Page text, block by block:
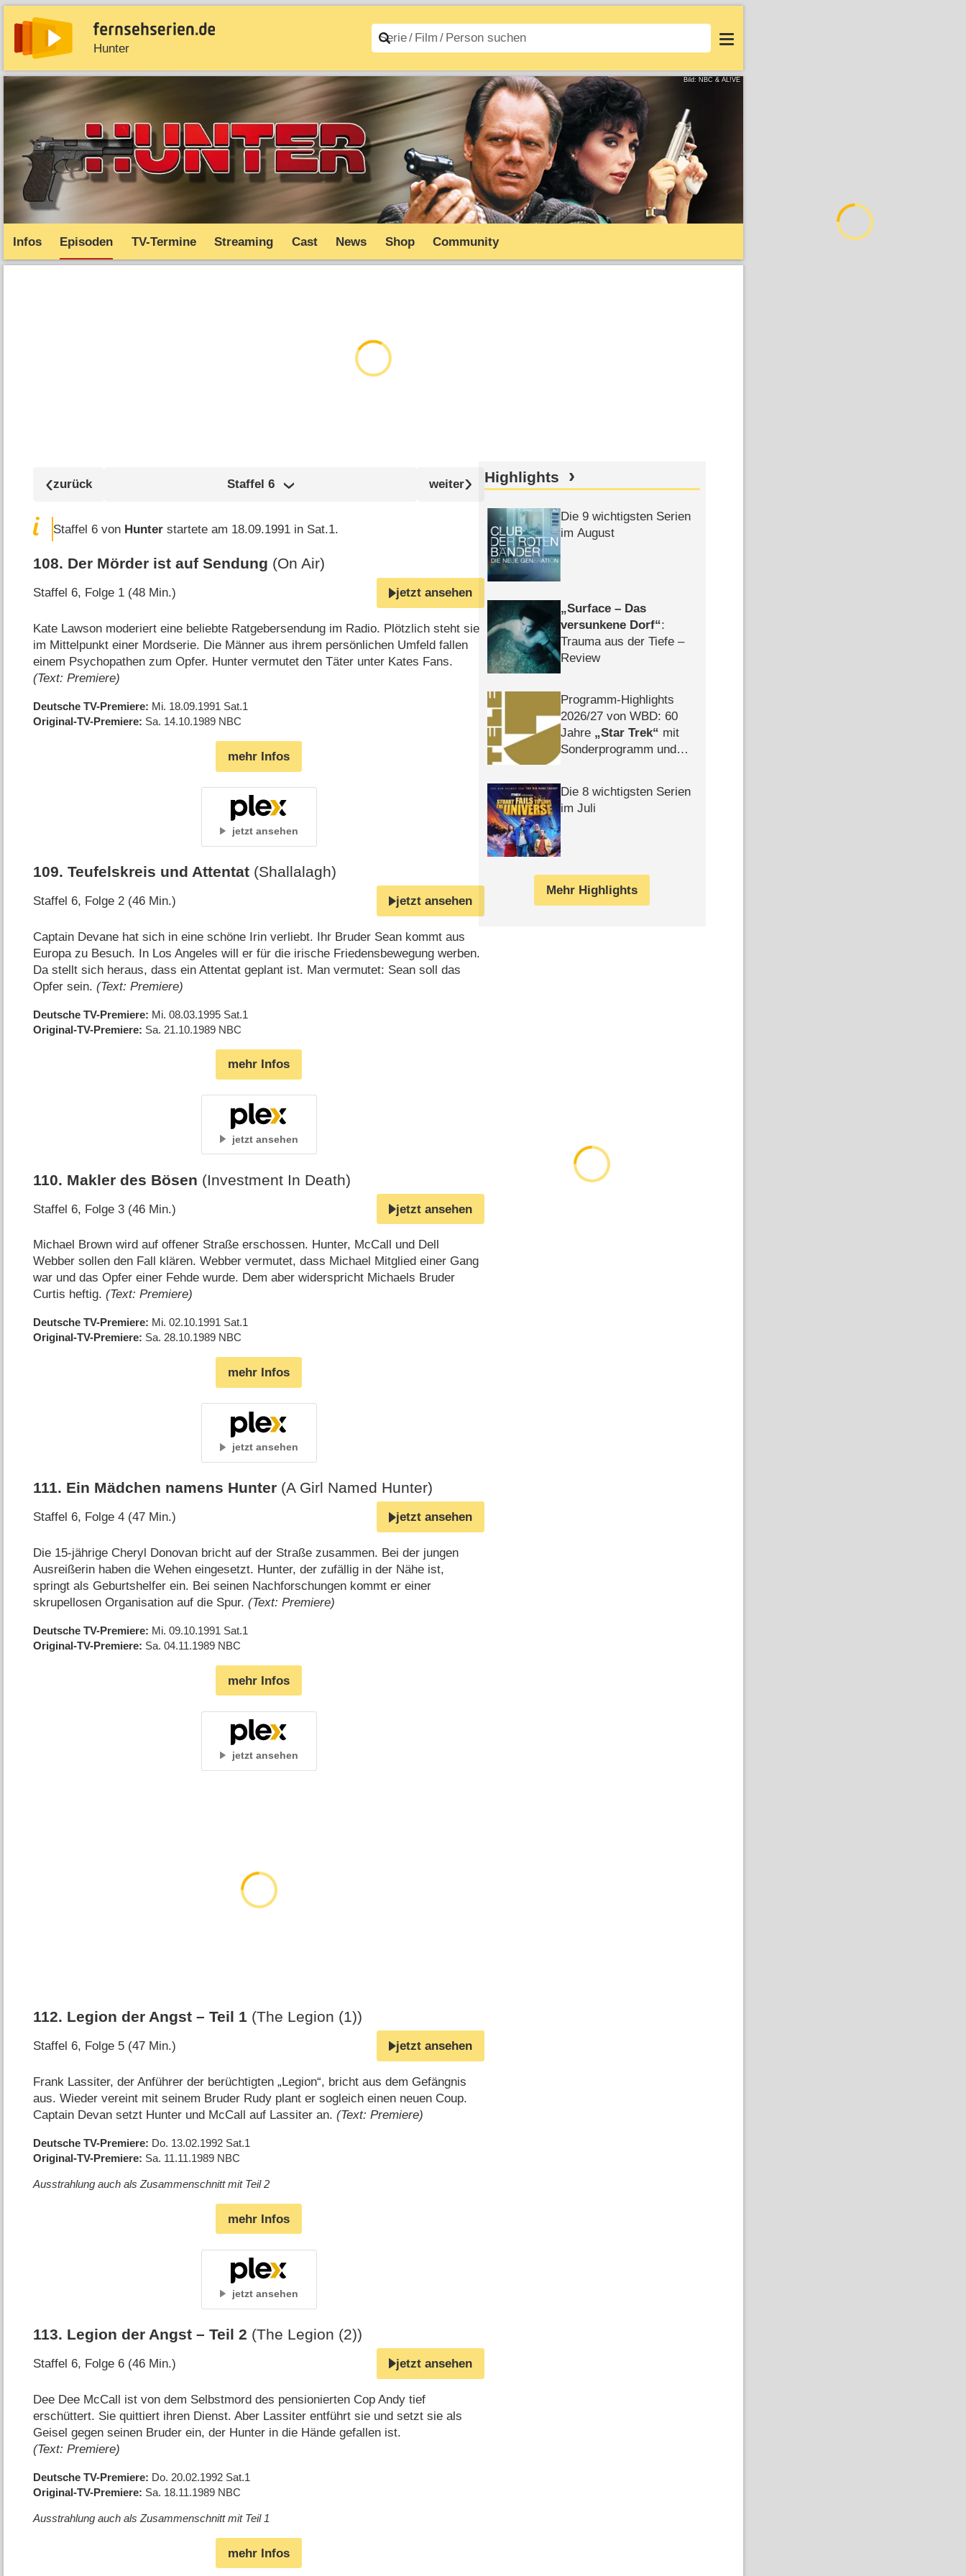
Hunter
News Entdecken Filme A–Z Login
Bild: NBC & AL!VE
Infos Episoden TV-Termine Streaming Cast News Shop Community
Staffel 6
Staffel 6 von Hunterstartete am 18.09.1991 in Sat.1.
108. Der Mörder ist auf Sendung (On Air)
Staffel 6, Folge 1 (48 Min.) jetzt ansehen
Kate Lawson moderiert eine beliebte Ratgebersendung im Radio. Plötzlich steht sie
im Mittelpunkt einer Mordserie. Die Männer aus ihrem persönlichen Umfeld fallen
einem Psychopathen zum Opfer. Hunter vermutet den Täter unter Kates Fans.
(Text: Premiere)
Deutsche TV-Premiere Mi. 18.09.1991 Sat.1
Original-TV-Premiere Sa. 14.10.1989 NBC
mehr Infos
jetzt ansehen
109.Teufelskreis und Attentat (Shallalagh)
Staffel 6, Folge 2 (46 Min.) jetzt ansehen
Captain Devane hat sich in eine schöne Irin verliebt. Ihr Bruder Sean kommt aus
Europa zu Besuch. In Los Angeles will er für die irische Friedensbewegung werben.
Da stellt sich heraus, dass ein Attentat geplant ist. Man vermutet: Sean soll das
Opfer sein.(Text: Premiere)
Deutsche TV-Premiere Mi. 08.03.1995 Sat.1
Original-TV-Premiere Sa. 21.10.1989 NBC
mehr Infos
jetzt ansehen
110. Makler des Bösen (Investment In Death)
Staffel 6, Folge 3 (46 Min.) jetzt ansehen
Michael Brown wird auf offener Straße erschossen. Hunter, McCall und Dell
Webber sollen den Fall klären. Webber vermutet, dass Michael Mitglied einer Gang
war und das Opfer einer Fehde wurde. Dem aber widerspricht Michaels Bruder
Curtis heftig.(Text: Premiere)
Deutsche TV-Premiere Mi. 02.10.1991 Sat.1
Original-TV-Premiere Sa. 28.10.1989 NBC
mehr Infos
jetzt ansehen
111. Ein Mädchen namens Hunter (A Girl Named Hunter)
Staffel 6, Folge 4 (47 Min.) jetzt ansehen
Die 15-jährige Cheryl Donovan bricht auf der Straße zusammen. Bei der jungen
Ausreißerin haben die Wehen eingesetzt. Hunter, der zufällig in der Nähe ist,
springt als Geburtshelfer ein. Bei seinen Nachforschungen kommt er einer
skrupellosen Organisation auf die Spur.(Text: Premiere)
Deutsche TV-Premiere Mi. 09.10.1991 Sat.1
Original-TV-Premiere Sa. 04.11.1989 NBC
mehr Infos
jetzt ansehen
112. Legion der Angst – Teil 1 (The Legion (1))
Staffel 6, Folge 5 (47 Min.) jetzt ansehen
Frank Lassiter, der Anführer der berüchtigten „Legion“, bricht aus dem Gefängnis
aus. Wieder vereint mit seinem Bruder Rudy plant er sogleich einen neuen Coup.
Captain Devan setzt Hunter und McCall auf Lassiter an.(Text: Premiere)
Deutsche TV-Premiere Do. 13.02.1992 Sat.1
Original-TV-Premiere Sa. 11.11.1989 NBC
Ausstrahlung auch als Zusammenschnitt mit Teil 2
mehr Infos
jetzt ansehen
113. Legion der Angst – Teil 2 (The Legion (2))
Staffel 6, Folge 6 (46 Min.) jetzt ansehen
Dee Dee McCall ist von dem Selbstmord des pensionierten Cop Andy tief
erschüttert. Sie quittiert ihren Dienst. Aber Lassiter entführt sie und setzt sie als
Geisel gegen seinen Bruder ein, der Hunter in die Hände gefallen ist.
(Text: Premiere)
Deutsche TV-Premiere Do. 20.02.1992 Sat.1
Original-TV-Premiere Sa. 18.11.1989 NBC
Ausstrahlung auch als Zusammenschnitt mit Teil 1
mehr Infos
Highlights
Die 9 wichtigsten Serien
im August
Surface – Das
versunkene Dorf :
Trauma aus der Tiefe –
Review
Programm-Highlights
2026/​27 von WBD: 60
Jahre
Star Trek
mit
Sonderprogramm und
Die 8 wichtigsten Serien
im Juli
Mehr Highlights